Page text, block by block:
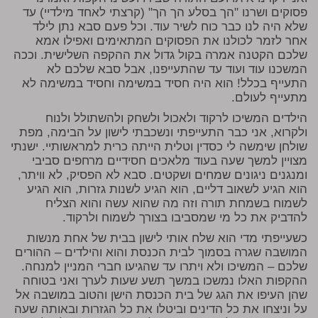
פסוקים ושרנו "הך בסלע הך הך" (קרצתי לאחד מילדיי) עד
שלא היה לנו כבר כוח לשיר עוד. וכל פעם סבא נתן לילד
אחר לזמר לכולנו את הפסוקים המתאימים ואפילו אמא
שלכם הקטנה אמרה בקול גדול את ההקפה השלישית. וככה
המשכנו עוד ועוד עד שהתעייפנו, אבל סבא שלכם לא
התעייף בכלל! הוא היה חסיד במשימה וחסיד במשימה לא
מתעייף לעולם.
הילדים המשיכו לרקוד ולאכול ולשחק ולהשתולל ולנוח
ולקרוא, אני כבר התעייפתי ונשכבתי לישון על הבימה, מפת
שולחן שימשה לי כסדין וטלית הייתה כרית למראשותיי. ישנתי
מצויין למשך שעה בעוד מלאכים חסידיים מרחפים סביבי
ומנגנים ניגונים שמחים ושקטים. סבא לא הפסיק, לא וויתר,
הוא הגיע לשאוב דליים, הוא הגיע לשנות גזרות, הוא הגיע
לשמוח בשמחת תורה וזה מה שהוא עשה והוא הצליח
להדביק את כל מי שמסביבו בצורך לשמוח ולרקוד.
כשעייפתי מדי הוא שלח אותי לישון בבית של אחת מנשות
המושבה שגרה בסמוך לבית הכנסת והוא והילדים – ההורים
שלכם – המשיכו ולא ויתרו עד שהגיעו חברי המניין למנחה.
ההקפות האלו נמשכו במשך תשע שעות לערך ואני בטוחה
שהן העיפו את הגג של בית הכנסת הישן והטוב במושבה אל
על וניצחו את כל הדינים וביטלו את כל הגזרות ובאותה שעה